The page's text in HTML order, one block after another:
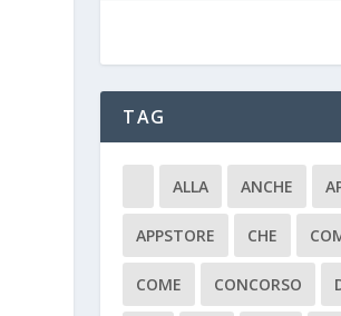
TAG
ALLA ANCHE
APPSTORE CHE
COME CONCORSO